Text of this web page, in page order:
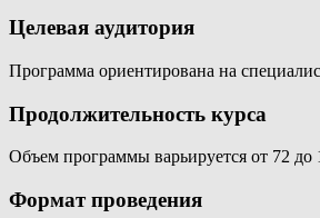
Целевая аудитория
Программа ориентирована на
Продолжительность курса
Объем программы варьируется от 72 до
Формат проведения